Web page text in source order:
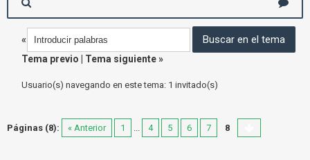
«
Tema previo
Tema siguiente»
Usuario(s) navegando en este tema: 1 invitado(s)
Páginas (8): « Anterior 1 ... 4 5 6 7 8